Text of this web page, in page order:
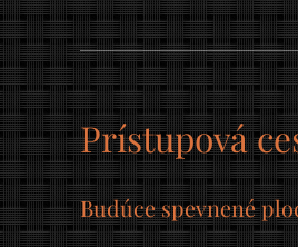
Prístupová
Budúce spevnené